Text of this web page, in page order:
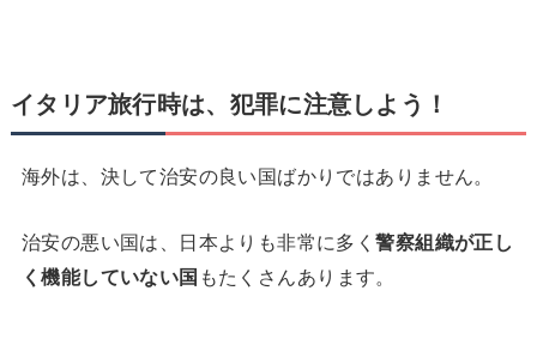
イタリア旅行時は、犯罪に注意しよう！
海外は、決して治安の良い国ばかりではありません。
治安の悪い国は、日本よりも非常に多く警察組織が正し
く機能していない国 もたくさんあります。